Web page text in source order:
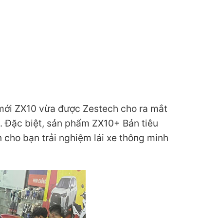
ZX10 vừa được Zestech cho ra mắt
biệt, sản phẩm ZX10+ Bản tiêu
bạn trải nghiệm lái xe thông minh